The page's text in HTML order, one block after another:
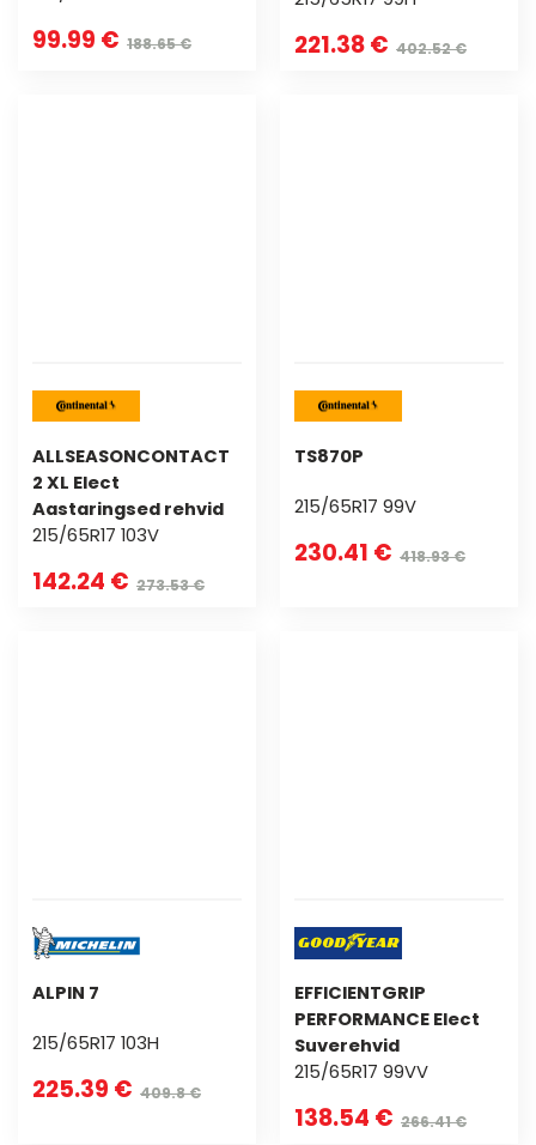
99.99 € 188.65 € 221.38 € 402.52 €
ALLSEASONCONTACT
2 XL Elect
Aastaringsed rehvid
215/65R17 103V
142.24 € 273.53 €
TS870P
215/65R17 99V
230.41 € 418.93 €
ALPIN 7
215/65R17 103H
225.39 € 409.8 €
EFFICIENTGRIP
PERFORMANCE Elect
Suverehvid
215/65R17 99VV
138.54 € 266.41 €